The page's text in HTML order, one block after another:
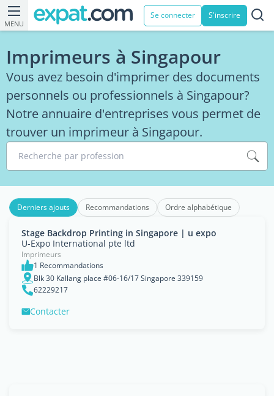
MENU
Se connecter S'inscrire
Imprimeurs à Singapour
Vous avez besoin d'imprimer des documents
personnels ou professionnels à Singapour?
Notre annuaire d'entreprises vous permet de
trouver un imprimeur à Singapour.
Recherche par profession
Derniers ajouts Recommandations Ordre alphabétique
Stage Backdrop Printing in Singapore | u expo
U-Expo International pte ltd
Imprimeurs
1 Recommandations
Blk 30 Kallang place #06-16/17 Singapore 339159
62229217
Contacter